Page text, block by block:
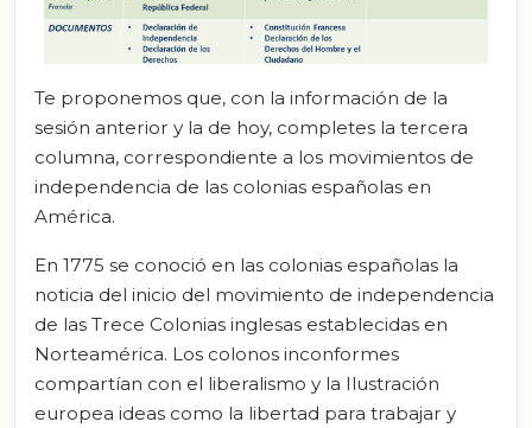
Te proponemos que, con la información de la
sesión anterior y la de hoy, completes la tercera
columna, correspondiente a los movimientos de
independencia de las colonias españolas en
América.
En 1775 se conoció en las colonias españolas la
noticia del inicio del movimiento de independencia
de las Trece Colonias inglesas establecidas en
Norteamérica. Los colonos inconformes
compartían con el liberalismo y la Ilustración
europea ideas como la libertad para trabajar y